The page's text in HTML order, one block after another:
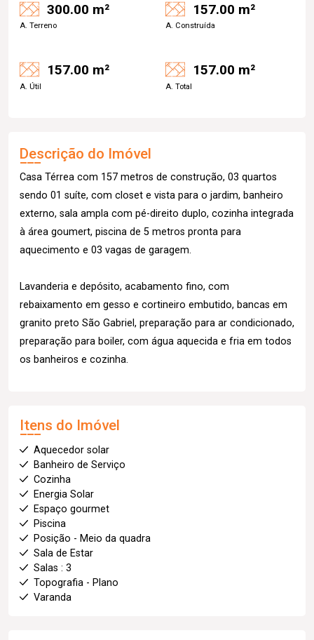
300.00 m²
A. Terreno
157.00 m²
A. Construída
157.00 m²
A. Útil
157.00 m²
A. Total
Descrição do Imóvel
Casa Térrea com 157 metros de construção, 03 quartos
sendo 01 suíte, com closet e vista para o jardim, banheiro
externo, sala ampla com pé-direito duplo, cozinha integrada
à área goumert, piscina de 5 metros pronta para
aquecimento e 03 vagas de garagem.
Lavanderia e depósito, acabamento fino, com
rebaixamento em gesso e cortineiro embutido, bancas em
granito preto São Gabriel, preparação para ar condicionado,
preparação para boiler, com água aquecida e fria em todos
os banheiros e cozinha.
Itens do Imóvel
Aquecedor solar
Banheiro de Serviço
Cozinha
Energia Solar
Espaço gourmet
Piscina
Posição - Meio da quadra
Sala de Estar
Salas : 3
Topografia - Plano
Varanda